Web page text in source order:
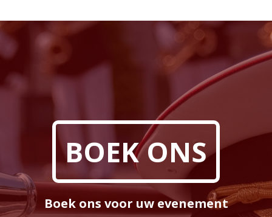
BOEK ONS
Boek ons voor uw evenement